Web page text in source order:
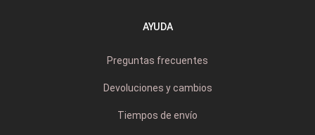
AYUDA
Preguntas frecuentes
Devoluciones y cambios
Tiempos de envío